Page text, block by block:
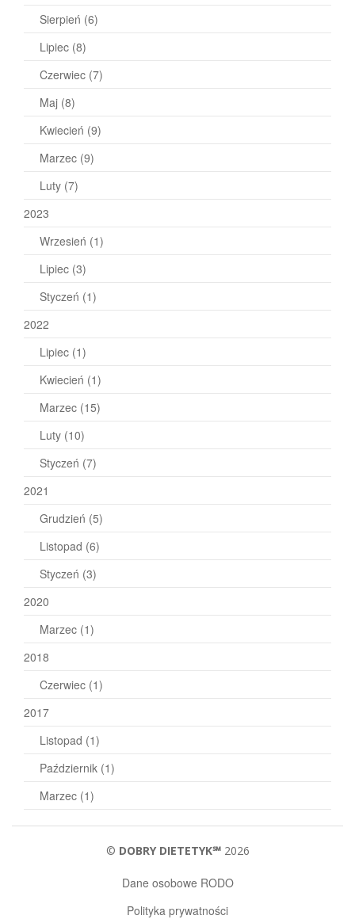
Sierpień (6)
Lipiec (8)
Czerwiec (7)
Maj (8)
Kwiecień (9)
Marzec (9)
Luty (7)
2023
Wrzesień (1)
Lipiec (3)
Styczeń (1)
2022
Lipiec (1)
Kwiecień (1)
Marzec (15)
Luty (10)
Styczeń (7)
2021
Grudzień (5)
Listopad (6)
Styczeń (3)
2020
Marzec (1)
2018
Czerwiec (1)
2017
Listopad (1)
Październik (1)
Marzec (1)
© DOBRY DIETETYK℠2026
Dane osobowe RODO
Polityka prywatności